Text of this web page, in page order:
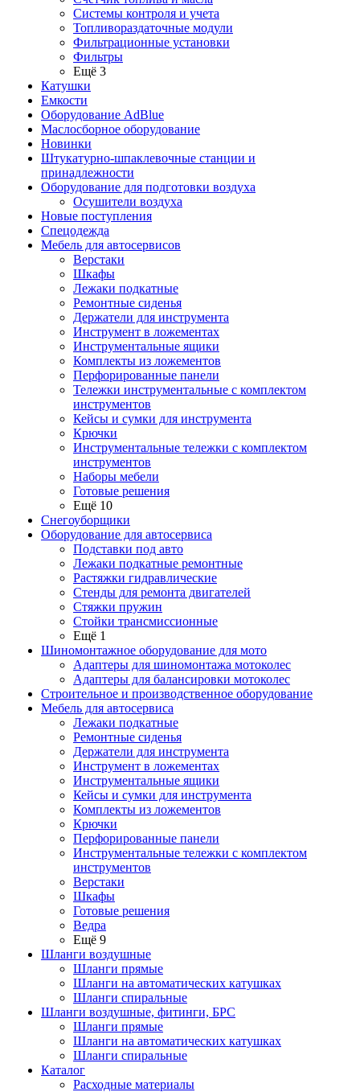
Системы контроля и учета
Топливораздаточные модули
Фильтрационные установки
Фильтры
Ещё 3
Катушки
Емкости
Оборудование AdBlue
Маслосборное оборудование
Новинки
Штукатурно-шпаклевочные станции и
принадлежности
Оборудование для подготовки воздуха
Осушители воздуха
Новые поступления
Спецодежда
Мебель для автосервисов
Верстаки
Шкафы
Лежаки подкатные
Ремонтные сиденья
Держатели для инструмента
Инструмент в ложементах
Инструментальные ящики
Комплекты из ложементов
Перфорированные панели
Тележки инструментальные с комплектом
инструментов
Кейсы и сумки для инструмента
Крючки
Инструментальные тележки с комплектом
инструментов
Наборы мебели
Готовые решения
Ещё 10
Снегоуборщики
Оборудование для автосервиса
Подставки под авто
Лежаки подкатные ремонтные
Растяжки гидравлические
Стенды для ремонта двигателей
Стяжки пружин
Стойки трансмиссионные
Ещё 1
Шиномонтажное оборудование для мото
Адаптеры для шиномонтажа мотоколес
Адаптеры для балансировки мотоколес
Строительное и производственное оборудование
Мебель для автосервиса
Лежаки подкатные
Ремонтные сиденья
Держатели для инструмента
Инструмент в ложементах
Инструментальные ящики
Кейсы и сумки для инструмента
Комплекты из ложементов
Крючки
Перфорированные панели
Инструментальные тележки с комплектом
инструментов
Верстаки
Шкафы
Готовые решения
Ведра
Ещё 9
Шланги воздушные
Шланги прямые
Шланги на автоматических катушках
Шланги спиральные
Шланги воздушные, фитинги, БРС
Шланги прямые
Шланги на автоматических катушках
Шланги спиральные
Каталог
Расходные материалы